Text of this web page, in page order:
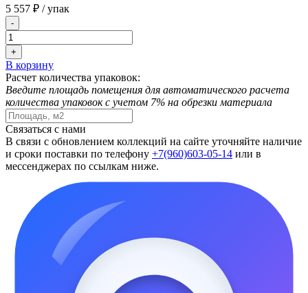
5 557 ₽ / упак
-
+
В корзину
Расчет количества упаковок:
Введите площадь помещения для автоматического расчета
количества упаковок с учетом 7% на обрезки материала
Связаться с нами
В связи с обновлением коллекций на сайте уточняйте наличие
и сроки поставки по телефону +7(960)603-05-14 или в
мессенджерах по ссылкам ниже.